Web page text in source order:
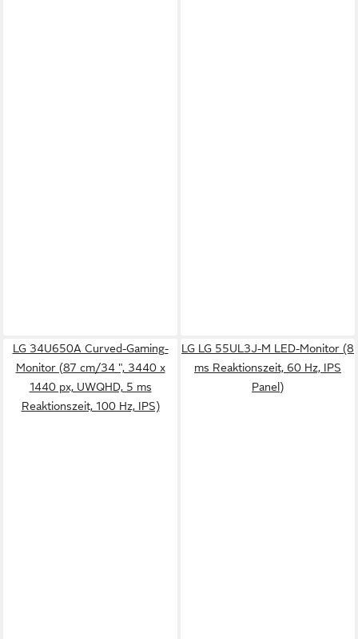
LG 34U650A Curved-Gaming-
Monitor (87 cm/34 ", 3440 x
1440 px, UWQHD, 5 ms
Reaktionszeit, 100 Hz, IPS)
LG LG 55UL3J-M LED-Monitor (8
ms Reaktionszeit, 60 Hz, IPS
Panel)